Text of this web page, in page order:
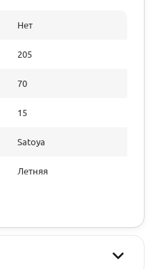
Нет
205
70
15
Satoya
Летняя